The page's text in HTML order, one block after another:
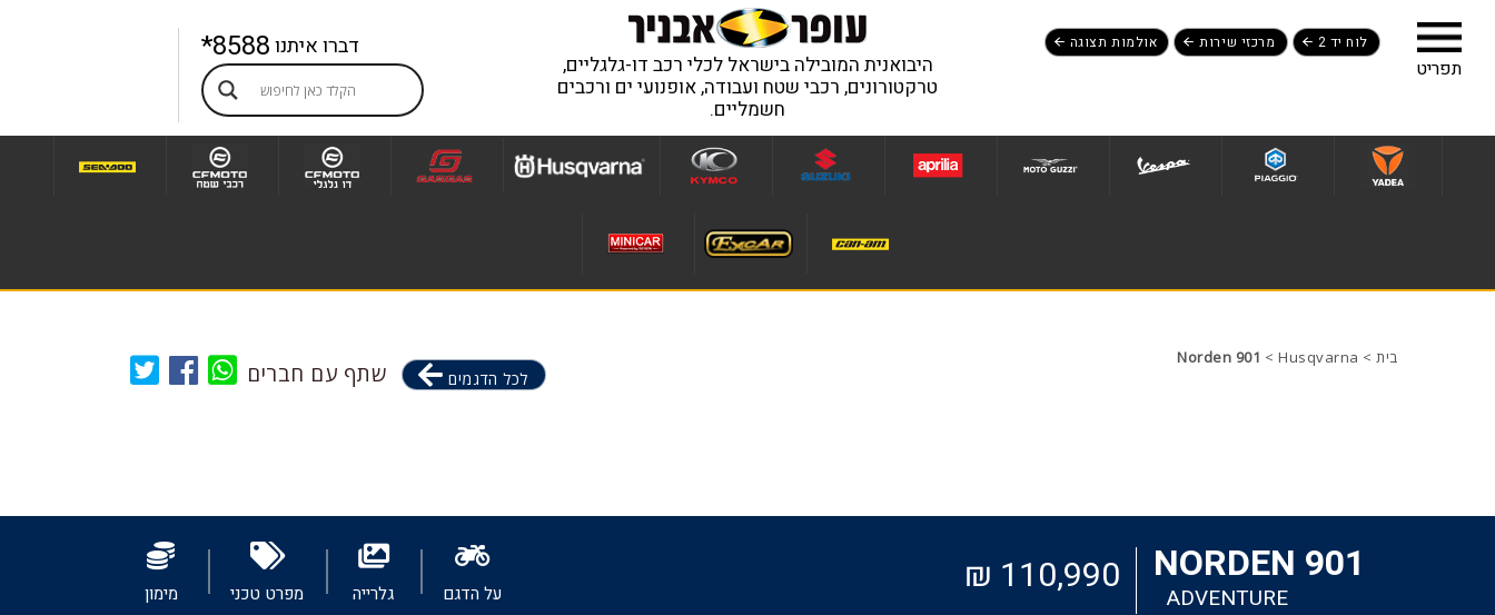
לוח יד 2 מרכזי שירות אולמות תצוגה
היבואנית המובילה בישראל לכלי רכב דו-גלגליים,
טרקטורונים, רכבי שטח ועבודה, אופנועי ים ורכבים
חשמליים.
דברו איתנו8588*
בית>
Husqvarna
>
Norden 901
לכל הדגמים שתף עם חברים
NORDEN 901
ADVENTURE
110,990 ₪ על הדגם גלרייה מפרט טכני מימון